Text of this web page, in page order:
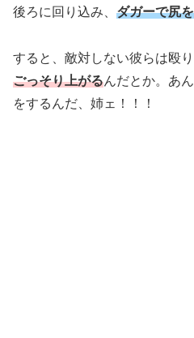
後ろに回り込み、 ダガーで尻
すると、敵対しない彼らは殴
ごっそり上がるんだとか。あ
をするんだ、姉ェ！！！